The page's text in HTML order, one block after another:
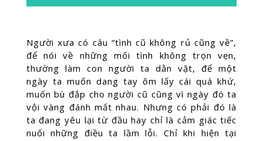
Người xưa có câu “tình cũ không rủ cũng về”,
để nói về những mối tình không trọn vẹn,
thường làm con người ta dằn vặt, để một
ngày ta muốn dang tay ôm lấy cái quá khứ,
muốn bù đắp cho người cũ cũng vì ngày đó ta
vội vàng đánh mất nhau. Nhưng có phải đó là
ta đang yêu lại từ đầu hay chỉ là cảm giác tiếc
nuối những điều ta lầm lỗi. Chỉ khi hiện tại